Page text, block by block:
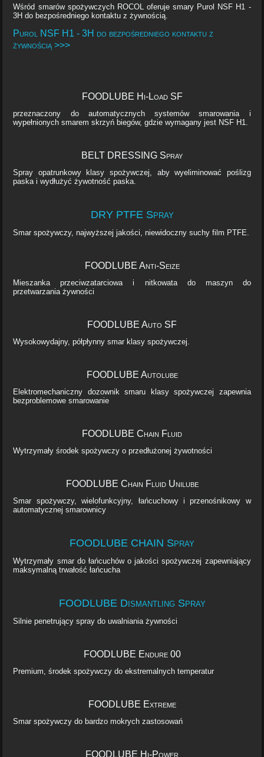
Wśród smarów spożywczych ROCOL oferuje smary Purol NSF H1 -
3H do bezpośredniego kontaktu z żywnością.
Purol NSF H1 - 3H do bezpośredniego kontaktu z
żywnością >>>
FOODLUBE Hi-Load SF
przeznaczony do automatycznych systemów smarowania i
wypełnionych smarem skrzyń biegów, gdzie wymagany jest NSF H1.
BELT DRESSING Spray
Spray opatrunkowy klasy spożywczej, aby wyeliminować poślizg
paska i wydłużyć żywotność paska.
DRY PTFE Spray
Smar spożywczy, najwyższej jakości, niewidoczny suchy film PTFE.
FOODLUBE Anti-Seize
Mieszanka przeciwzatarciowa i nitkowata do maszyn do
przetwarzania żywności
FOODLUBE Auto SF
Wysokowydajny, półpłynny smar klasy spożywczej.
FOODLUBE Autolube
Elektromechaniczny dozownik smaru klasy spożywczej zapewnia
bezproblemowe smarowanie
FOODLUBE Chain Fluid
Wytrzymały środek spożywczy o przedłużonej żywotności
FOODLUBE Chain Fluid Unilube
Smar spożywczy, wielofunkcyjny, łańcuchowy i przenośnikowy w
automatycznej smarownicy
FOODLUBE CHAIN ​​Spray
Wytrzymały smar do łańcuchów o jakości spożywczej zapewniający
maksymalną trwałość łańcucha
FOODLUBE Dismantling Spray
Silnie penetrujący spray do uwalniania żywności
FOODLUBE Endure 00
Premium, środek spożywczy do ekstremalnych temperatur
FOODLUBE Extreme
Smar spożywczy do bardzo mokrych zastosowań
FOODLUBE Hi-Power